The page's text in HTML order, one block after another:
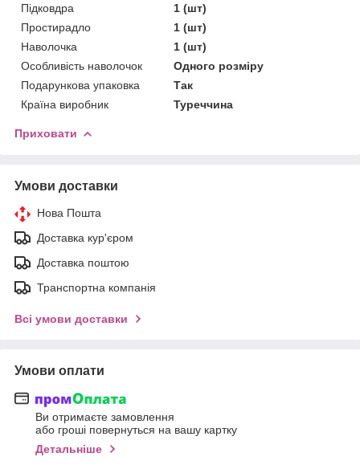
Підковдра
1 (шт)
Простирадло
1 (шт)
Наволочка
1 (шт)
Особливість наволочок
Одного розміру
Подарункова упаковка
Так
Країна виробник
Туреччина
Приховати
Умови доставки
Нова Пошта
Доставка кур'єром
Доставка поштою
Транспортна компанія
Всі умови доставки
Умови оплати
Ви отримаєте замовлення
або гроші повернуться на вашу картку
Детальніше